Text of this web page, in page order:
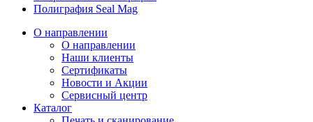
Полиграфия Seal Mag
О направлении
О направлении
Наши клиенты
Сертификаты
Новости и Акции
Сервисный центр
Каталог